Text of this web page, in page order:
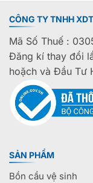
CÔNG TY TNHH
Mã Số Thuế :
Đăng kí thay đổi
hoặch và Đầu Tư
SẢN PHẨM
Bồn cầu vệ sinh